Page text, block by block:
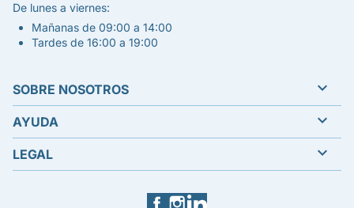
Facebook
De lunes a viernes:
Mañanas de 09:00 a 14:00
Tardes de 16:00 a 19:00
SOBRE NOSOTROS 
AYUDA 
LEGAL 